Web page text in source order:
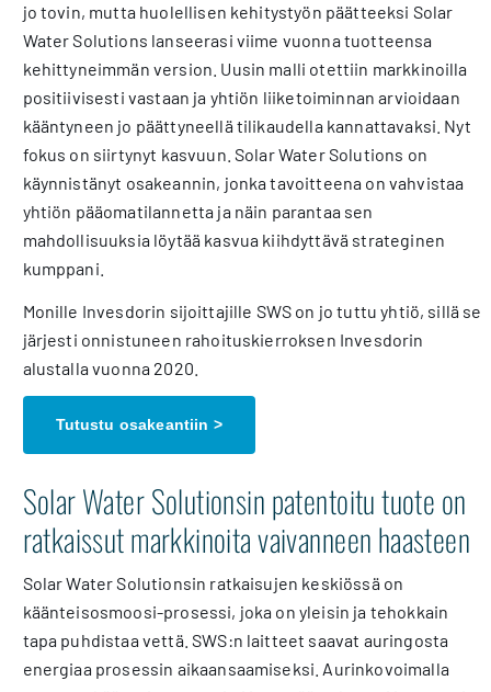
jo tovin, mutta huolellisen kehitystyön päätteeksi Solar
Water Solutions lanseerasi viime vuonna tuotteensa
kehittyneimmän version. Uusin malli otettiin markkinoilla
positiivisesti vastaan ja yhtiön liiketoiminnan arvioidaan
kääntyneen jo päättyneellä tilikaudella kannattavaksi. Nyt
fokus on siirtynyt kasvuun. Solar Water Solutions on
käynnistänyt osakeannin, jonka tavoitteena on vahvistaa
yhtiön pääomatilannetta ja näin parantaa sen
mahdollisuuksia löytää kasvua kiihdyttävä strateginen
kumppani.
Monille Invesdorin sijoittajille SWS on jo tuttu yhtiö, sillä se
järjesti onnistuneen rahoituskierroksen Invesdorin
alustalla vuonna 2020.
Tutustu osakeantiin >
Solar Water Solutionsin patentoitu tuote on
ratkaissut markkinoita vaivanneen haasteen
Solar Water Solutionsin ratkaisujen keskiössä on
käänteisosmoosi-prosessi, joka on yleisin ja tehokkain
tapa puhdistaa vettä. SWS:n laitteet saavat auringosta
energiaa prosessin aikaansaamiseksi. Aurinkovoimalla